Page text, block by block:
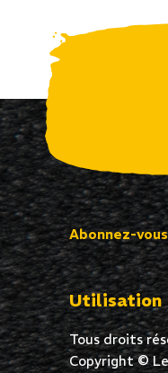
Abonnez-
Utilisation
Tous droits
Copyright ©